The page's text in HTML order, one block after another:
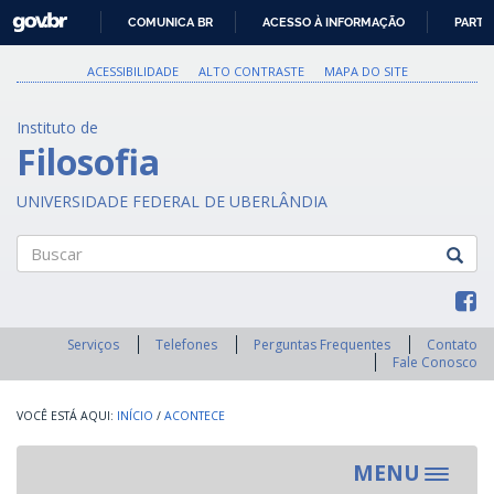
PARA
O
GOVBR
COMUNICA BR ACESSO À INFORMAÇÃO
ACESSIBILIDADE ALTO CONTRASTE MAPA DO SITE
Instituto de
Filosofia
UNIVERSIDADE FEDERAL DE UBERLÂNDIA
Serviços Telefones Perguntas Frequentes
Contato
Fale Conosco
INÍCIO / ACONTECE
MENU
Toggle